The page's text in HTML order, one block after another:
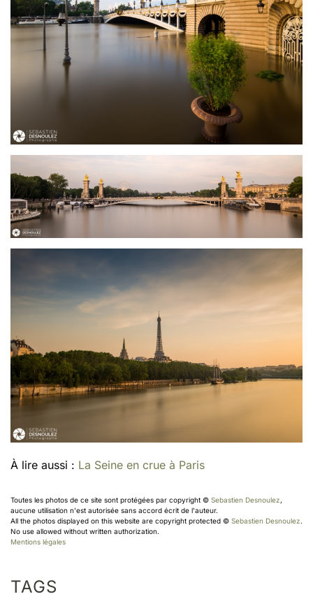
À lire aussi : La Seine en crue à Paris
Toutes les photos de ce site sont protégées par copyright © Sebastien Desnoulez,
aucune utilisation n'est autorisée sans accord écrit de l'auteur.
All the photos displayed on this website are copyright protected © Sebastien Desnoulez.
No use allowed without written authorization.
Mentions légales
TAGS